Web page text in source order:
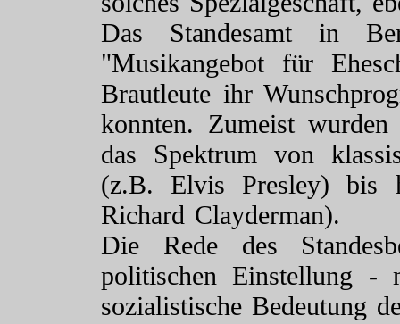
Das Standesamt in
"Musikangebot für
Brautleute ihr
konnten. Zumeist
das Spektrum von
(z.B. Elvis Presley) bis
Richard Clayderman).
Die Rede des
politischen Einstellung -
sozialistische Bedeutung